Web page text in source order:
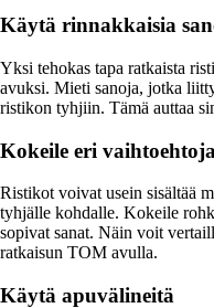
Käytä rinnakkaisia
Yksi tehokas tapa ratkaista
avuksi. Mieti sanoja, jotka
ristikon tyhjiin. Tämä auttaa
Kokeile eri vaihtoehtoja
Ristikot voivat usein sisältää
tyhjälle kohdalle. Kokeile
sopivat sanat. Näin voit
ratkaisun TOM avulla.
Käytä apuvälineitä